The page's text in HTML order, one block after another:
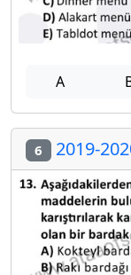
A
6 2019-